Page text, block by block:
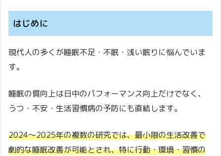
はじめに
現代人の多くが睡眠不足・不眠・浅い眠りに悩んでいま
す。
睡眠の質向上は日中のパフォーマンス向上だけでなく、
うつ・不安・生活習慣病の予防にも直結します。
2024〜2025年の複数の研究では、最小限の生活改善で
劇的な睡眠改善が可能とされ、特に行動・環境・習慣の